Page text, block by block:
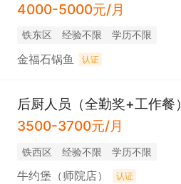
4000-5000元/月
铁东区 经验不限 学历不限
金福石锅鱼 认证
后厨人员（全勤奖+工作餐）
3500-3700元/月
铁西区 经验不限 学历不限
牛约堡（师院店） 认证